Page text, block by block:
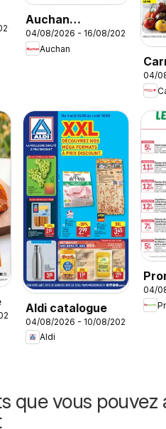
Auchan
prospectus
04/08/2026 - 16/08/2026
Auchan
04/
Aldi catalogue
04/08/2026 - 10/08/2026
Aldi
04/
que vous